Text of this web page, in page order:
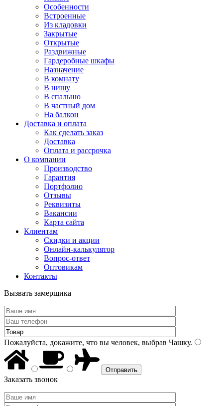
Особенности
Встроенные
Из кладовки
Закрытые
Открытые
Раздвижные
Гардеробные шкафы
Назначение
В комнату
В нишу
В спальню
В частный дом
На балкон
Доставка и оплата
Как сделать заказ
Доставка
Оплата и рассрочка
О компании
Производство
Гарантия
Портфолио
Отзывы
Реквизиты
Вакансии
Карта сайта
Клиентам
Скидки и акции
Онлайн-калькулятор
Вопрос-ответ
Оптовикам
Контакты
Вызвать замерщика
Пожалуйста, докажите, что вы человек, выбрав Чашку.
Заказать звонок